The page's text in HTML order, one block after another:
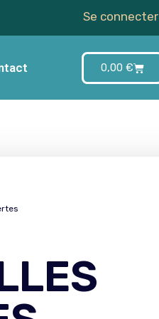
Se connecter
0,00 €